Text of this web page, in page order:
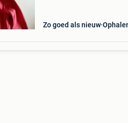
Zo goed als nieuw